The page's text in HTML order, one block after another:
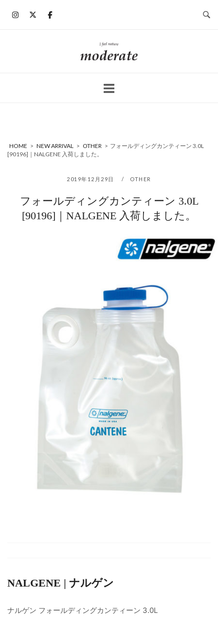
ホ
ー
HOME > NEW ARRIVAL > OTHER > フォールディングカンティーン 3.0L
[90196]｜NALGENE 入荷しました。
2019年12月29日 OTHER
フォールディングカンティーン 3.0L
[90196]｜NALGENE 入荷しました。
NALGENE | ナルゲン
ナルゲン フォールディングカンティーン 3.0L